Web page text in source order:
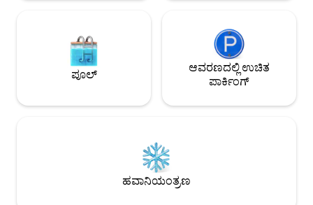
ಪೂಲ್
ಆವರಣದಲ್ಲಿ ಉಚಿತ
ಪಾರ್ಕಿಂಗ್
ಹವಾನಿಯಂತ್ರಣ